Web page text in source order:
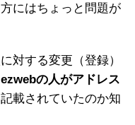
にはちょっと問題が
対する変更（登録）
ezwebの人がアドレス
載されていたのか知